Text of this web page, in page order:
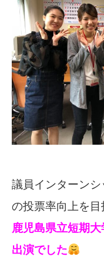
議員インターン
の投票率向上を目
鹿児島県立短期
出演でした